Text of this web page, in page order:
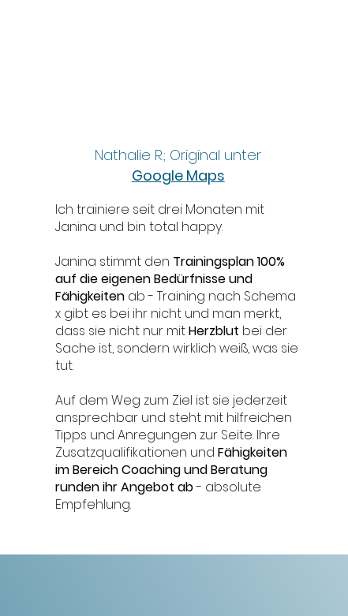
Nathalie R.; Original unter
Google Maps
Ich trainiere seit drei Monaten mit
Janina und bin total happy.
Janina stimmt den Trainingsplan 100%
auf die eigenen Bedürfnisse und
Fähigkeiten ab - Training nach Schema
x gibt es bei ihr nicht und man merkt,
dass sie nicht nur mitHerzblut bei der
Sache ist, sondern wirklich weiß, was sie
tut.
Auf dem Weg zum Ziel ist sie jederzeit
ansprechbar und steht mit hilfreichen
Tipps und Anregungen zur Seite. Ihre
Zusatzqualifikationen undFähigkeiten
im Bereich Coaching und Beratung
runden ihr Angebot ab- absolute
Empfehlung.